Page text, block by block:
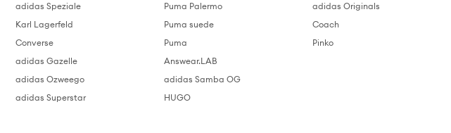
adidas Speziale
Karl Lagerfeld
Converse
adidas Gazelle
adidas Ozweego
adidas Superstar
Puma Palermo
Puma suede
Puma
Answear.LAB
adidas Samba OG
HUGO
adidas Originals
Coach
Pinko